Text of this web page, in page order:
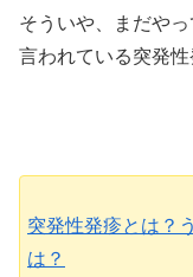
そういや、まだや
言われている突発性
突発性発疹とは？
は？